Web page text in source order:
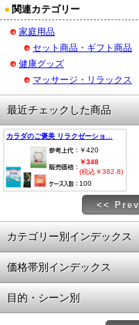
● 関連カテゴリー
家庭用品
セット商品・ギフト商品
健康グッズ
マッサージ・リラックス
最近チェックした商品
カラダのご褒美 リラクゼーショ…
￥420
￥348
(税込￥382.8)
100
<< Prev
カテゴリー別インデックス
価格帯別インデックス
目的・シーン別